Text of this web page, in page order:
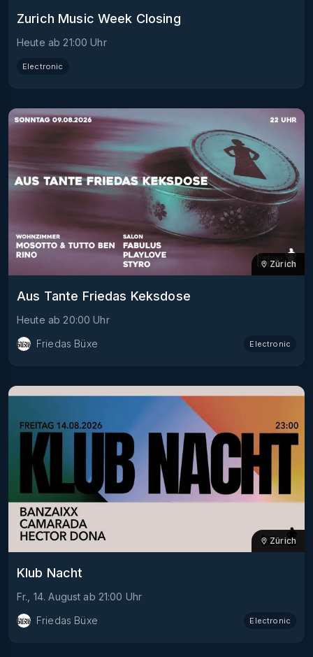
Zurich Music Week Closing
Heute ab 21:00 Uhr
Electronic
Zürich
Aus Tante Friedas Keksdose
Heute ab 20:00 Uhr
Friedas Büxe
Electronic
Zürich
Klub Nacht
Fr., 14. August ab 21:00 Uhr
Friedas Büxe
Electronic